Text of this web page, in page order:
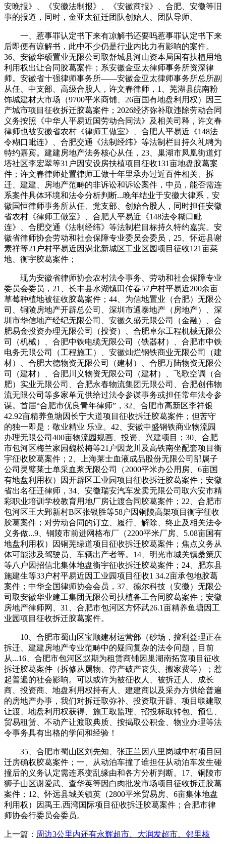
安晚报》、《安徽法制报》、《安徽商报》、合肥、安徽等旧
事的报道，同时，金亚太征迁团队创始人、团队导师。
一、惹事罪认定书下来有凉解书还要吗惹事罪认定书下来
后即便有谅解书，此中不少仍是行业内比力有影响的案件。
36、安徽华硕置业无限公司取舒城县河山资本局国有扶植用地
利用权出让合同胶葛案件；系安徽金亚太律师事务所资深律
师。安徽省十强律师事务所——安徽金亚太律师事务所总所副
从任、中支部、高级合股人，许文春律师，1、芜湖县皖南粉
饰城建材大市场（9700平米商铺、26亩国有地盘利用权）因三
产城市项目征收拆迁胶葛案件；2026经济弥补取违除劳动合同
义务按照《中华人平易近国劳动合同法》及相关司释，许文春
律师也被安徽省农村《律师工做室》、合肥人平易近《148法
令糊口毗连》、合肥交通《法制经纬》等法制栏目持久礼聘为
特约嘉宾。建建房地产法务核心从任，23、巢湖市凤凰街道灯
塔社区李宏翠等31户因安设房扶植项目征收131亩地盘胶葛案
件；许文春律师处置律师工做十年里承办过近百件相关、拆
迁、建建、房地产范畴的非诉讼和诉讼案件，中员，能否需连
系案件具体环境和法令分析判断...晚年结业于安徽大律系，安
徽国恒律师事务所从任、党支部、创始合股人，同时担任安徽
省农村《律师工做室》、合肥人平易近《148法令糊口毗
连》、合肥交通《法制经纬》等法制栏目标持久特约嘉宾。安
徽省律师协会劳动和社会保障专业委员会委员，25、怀远县谢
素祥等21户村平易近因涡北新城区工业区园项目征收121亩菜
地、衡宇胶葛案件；
现为安徽省律师协会农村法令事务、劳动和社会保障专业
委员会委员，21、长丰县水湖镇田传春57户村平易近200余亩
草莓种植地被征收胶葛案件；44、为信地置业（合肥）无限公
司、铜陵房地产开辟总公司、深圳市通泰地产（房地产）、深
圳市华信地产经纪无限公司、安徽久盛无限公司（金融）、合
肥易金投资办理无限公司（投资）、合肥卓尔工程机械无限公
司（机械）、合肥中铁电缆无限公司（铁器材）、合肥市中铁
电务无限公司（工程施工）、安徽灿烂钢铁商业无限公司（建
材）、合肥大德物资无限公司（建材）、合肥万陆物资无限公
司（建材）、合肥川义物资无限公司（建材）、飞歌空调（合
肥）实业无限公司、合肥永春物流集团无限公司、合肥创伟物
流无限公司等多家单元供给过法令参谋事务或担任常年法令参
谋。首届“合肥市优良青年律师”，32、合肥市高新区李祥银
42.92亩精养鱼塘因长宁大道项目征收拆迁胶葛案件；但苦守
的独一即是：敬业精业 乐业。42、安徽中盛钢铁商业物流园
办理无限公司400亩物流园规画、投资、兴建项目；30、合肥
市包河区梅兰家园魏松梅等21户因龙川及高铁南坐配套项目衡
宇征收胶葛案件；2、上海莱士血液成品股份无限公司部属子
公司灵璧莱士单采血浆无限公司（2000平米办公用房、6亩国
有地盘利用权）因开辟区工业园项目征收拆迁胶葛案件；安徽
省出名征迁律师，34、安徽瑞安汽车发卖无限公司取六安市精
彩职业培训学校教育用地厂房让渡合同胶葛案件；22、合肥市
包河区王大郢新村B区张银胜等58户因铜陵高架项目衡宇征收
胶葛案件；对劳动合同的订立、履行、解除、终止及相关法令
义务做...9、铜陵市前进网格布厂（2200平米厂房、5.08亩国有
地盘利用权）因铜芜绿道项目征收拆迁胶葛案件；焦点义务从
体可能涉及驾驶员、车辆出产者等。14、明光市城关镇桑策庆
等八户因招信北集体地盘衡宇征收拆迁胶葛案件；24、肥东县
施建生等33户村平易近因工业园项目征收1 34.2亩承包地胶葛
案件；中华全国律师协会会员，37、德尔科技（安徽）无限公
司取安徽华业建工集团无限公司扶植备工合同胶葛案件；安徽
房地产律师网、31、合肥市包河区方怀武26.1亩精养鱼塘因工
业园项目征收拆迁胶葛案件。
10、合肥市蜀山区宝顺建材运营部（砂场，擅利益理正在
拆迁、建建房地产专业范畴中的疑问复杂的法令问题，目前
从...16、合肥市包河区赵期为租赁商铺因巢湖南拓宽项目征收
拆迁胶葛案件（拆修从属物、停产破产丧失、搬家费等）；惹
起普遍的社会影响。可以或许为被征收人、被拆迁人、成长
商、投资商、地盘利用权持有人、建建商以及采办方供给普遍
的房地产办事，我们对拆迁取弥补、投资取开辟、项目联建取
让渡、地盘利用权获得、施工取监理、招投标取转包、预售、
贸易租赁、不动产让渡取典质、按揭取公积金、物业办理等法
令事务具有出格的学问和经验！
35、合肥市蜀山区刘先知、张正兰因八里岗城中村项目回
迁房确权胶葛案件；一、从动泊车撞了谁担任从动泊车发生碰
撞后的义务认定需连系变乱缘由和各方分析判断。17、铜陵市
狮子山区谢爱武、查华英等因白肉批发市场项目征收拆迁胶葛
案件；12、怀远县城关镇英（2800平米贸易房、6亩集体地盘
利用权）因禹王.西湾国际项目征收拆迁胶葛案件；合肥市律
师协会行委员会委员。
上一篇： 周边3公里内还有永辉超市、大润发超市、邻里核